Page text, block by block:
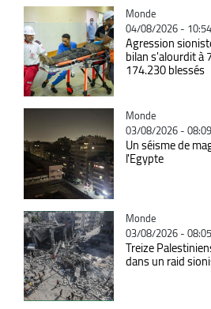
Catégorie
Monde
04/08/2026 - 10:54
Agression
bilan s'alourdit à
174.230 blessés
Catégorie
Monde
03/08/2026 - 08:09
Un séisme de
l'Egypte
Catégorie
Monde
03/08/2026 - 08:05
Treize
dans un raid